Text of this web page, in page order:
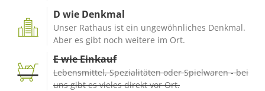
D wie Denkmal
Unser Rathaus ist ein ungewöhnliches Denkmal.
Aber es gibt noch weitere im Ort.
E wie Einkauf
Lebensmittel, Spezialitäten oder Spielwaren - bei
uns gibt es vieles direkt vor Ort.